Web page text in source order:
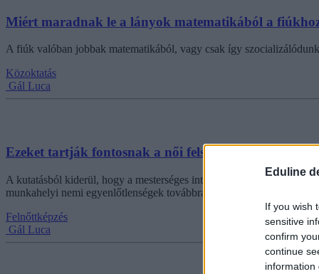
Eduline
If you wish
sensitive
confirm
continue
information
Miért maradnak le a lányok matematikából a
A fiúk valóban jobbak matematikából, vagy csak így
Közoktatás
Gál Luca
Ezeket tartják fontosnak a női felsővezetők a
A kutatásból kiderül, hogy a mesterséges intelligencia és a
munkahelyi nemi egyenlőtlenségek továbbra is makacsul fennállnak.
Felnőttképzés
Gál Luca